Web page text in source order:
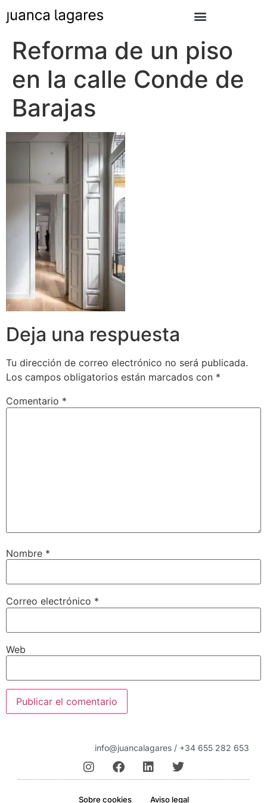
Reforma de un piso
en la calle Conde de
Barajas
Deja una respuesta
Tu dirección de correo electrónico no será publicada.
Los campos obligatorios están marcados con *
Comentario *
Nombre *
Correo electrónico *
Web
info@juancalagares / +34 655 282 653
Sobre cookies Aviso legal